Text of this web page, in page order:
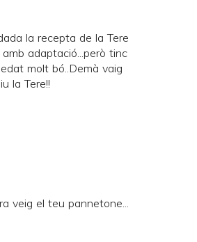
la recepta de la Tere
adaptació...però tinc
molt bó..Demà vaig
la Tere!!
veig el teu pannetone...